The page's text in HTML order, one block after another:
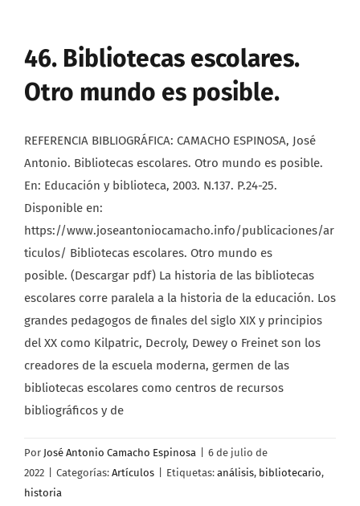
46. Bibliotecas escolares.
Otro mundo es posible.
REFERENCIA BIBLIOGRÁFICA: CAMACHO ESPINOSA, José
Antonio. Bibliotecas escolares. Otro mundo es posible.
En: Educación y biblioteca, 2003. N.137. P.24-25.
Disponible en:
https://www.joseantoniocamacho.info/publicaciones/ar
ticulos/ Bibliotecas escolares. Otro mundo es
posible. (Descargar pdf) La historia de las bibliotecas
escolares corre paralela a la historia de la educación. Los
grandes pedagogos de finales del siglo XIX y principios
del XX como Kilpatric, Decroly, Dewey o Freinet son los
creadores de la escuela moderna, germen de las
bibliotecas escolares como centros de recursos
bibliográficos y de
Por José Antonio Camacho Espinosa
6 de julio de
2022
Categorías: Artículos Etiquetas: análisis, bibliotecario,
historia